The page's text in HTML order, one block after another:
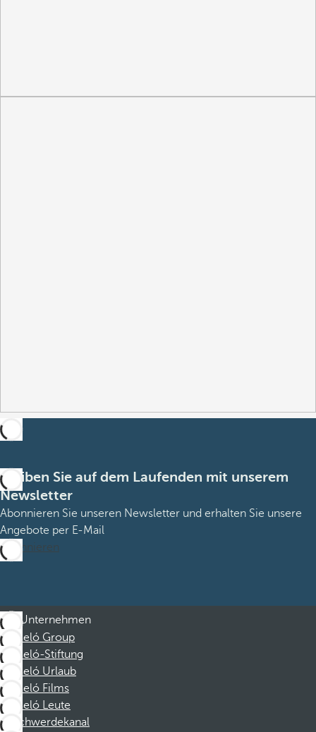
Bleiben Sie auf dem Laufenden mit unserem
Newsletter
Abonnieren Sie unseren Newsletter und erhalten Sie unsere
Angebote per E-Mail
Abonnieren
Unternehmen
Barceló Group
Barceló-Stiftung
Barceló Urlaub
Barceló Films
Barceló Leute
Beschwerdekanal